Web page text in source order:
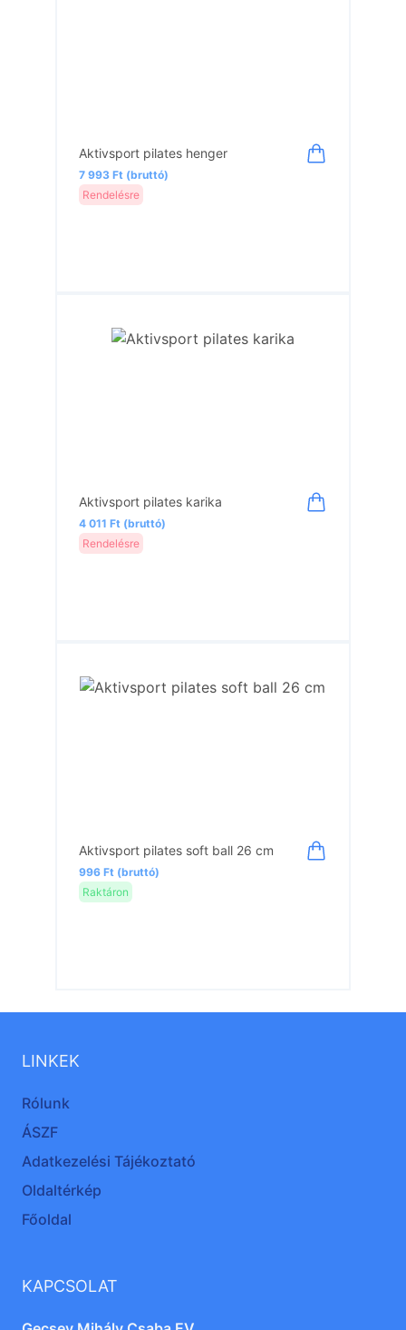
Aktivsport pilates henger
7 993 Ft (bruttó)
Rendelésre
Aktivsport pilates karika
4 011 Ft (bruttó)
Rendelésre
Aktivsport pilates soft ball 26 cm
996 Ft (bruttó)
Raktáron
LINKEK
Rólunk
ÁSZF
Adatkezelési Tájékoztató
Oldaltérkép
Főoldal
KAPCSOLAT